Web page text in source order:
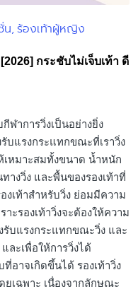
น ร้องเท้าผู้หญิง
กระชับไม่เจ็บเท้า ดี
ฬาการวิ่งเป็นอย่างยิ่ง
รับแรงกระแทกขณะที่เราวิ่ง
เหมาะสมทั้งขนาด น้ำหนัก
างวิ่ง และพื้นของรองเท้าที่
งเท้าสำหรับวิ่ง ย่อมมีความ
ะรองเท้าวิ่งจะต้องให้ความ
รับแรงกระแทกขณะวิ่ง และ
ละเพื่อให้การวิ่งได้
อาจเกิดขึ้นได้ รองเท้าวิ่ง
เฉพาะ เนื่องจากลักษณะ